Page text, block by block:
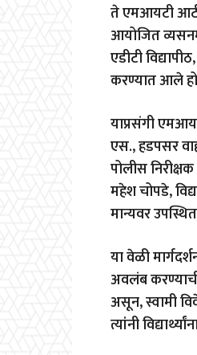
ते एमआयटी आर्ट,
आयोजित
एडीटी
करण्यात आले
याप्रसंगी
एस., हडपसर
पोलीस
महेश चोपडे,
मान्यवर
या वेळी
अवलंब
असून, स्वामी
त्यांनी